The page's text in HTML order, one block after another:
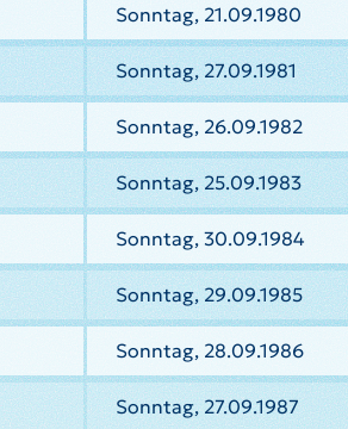
Sonntag, 21.09.1980
Sonntag, 27.09.1981
Sonntag, 26.09.1982
Sonntag, 25.09.1983
Sonntag, 30.09.1984
Sonntag, 29.09.1985
Sonntag, 28.09.1986
Sonntag, 27.09.1987